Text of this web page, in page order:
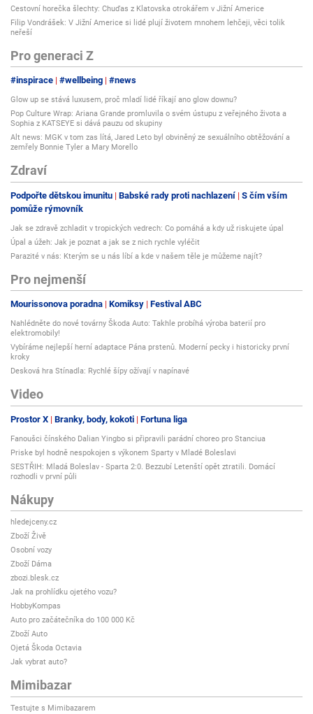
Cestovní horečka šlechty: Chuďas z Klatovska otrokářem v Jižní Americe
Filip Vondrášek: V Jižní Americe si lidé plují životem mnohem lehčeji, věci tolik
neřeší
Pro generaci Z
#inspirace #wellbeing #news
Glow up se stává luxusem, proč mladí lidé říkají ano glow downu?
Pop Culture Wrap: Ariana Grande promluvila o svém ústupu z veřejného života a
Sophia z KATSEYE si dává pauzu od skupiny
Alt news: MGK v tom zas lítá, Jared Leto byl obviněný ze sexuálního obtěžování a
zemřely Bonnie Tyler a Mary Morello
Zdraví
Podpořte dětskou imunitu Babské rady proti nachlazení S čím vším
pomůže rýmovník
Jak se zdravě zchladit v tropických vedrech: Co pomáhá a kdy už riskujete úpal
Úpal a úžeh: Jak je poznat a jak se z nich rychle vyléčit
Parazité v nás: Kterým se u nás líbí a kde v našem těle je můžeme najít?
Pro nejmenší
Mourissonova poradna Komiksy Festival ABC
Nahlédněte do nové továrny Škoda Auto: Takhle probíhá výroba baterií pro
elektromobily!
Vybíráme nejlepší herní adaptace Pána prstenů. Moderní pecky i historicky první
kroky
Desková hra Stínadla: Rychlé šípy ožívají v napínavé
Video
Prostor X Branky, body, kokoti Fortuna liga
Fanoušci čínského Dalian Yingbo si připravili parádní choreo pro Stanciua
Priske byl hodně nespokojen s výkonem Sparty v Mladé Boleslavi
SESTŘIH: Mladá Boleslav - Sparta 2:0. Bezzubí Letenští opět ztratili. Domácí
rozhodli v první půli
Nákupy
hledejceny.cz
Zboží Živě
Osobní vozy
Zboží Dáma
zbozi.blesk.cz
Jak na prohlídku ojetého vozu?
HobbyKompas
Auto pro začátečníka do 100 000 Kč
Zboží Auto
Ojetá Škoda Octavia
Jak vybrat auto?
Mimibazar
Testujte s Mimibazarem